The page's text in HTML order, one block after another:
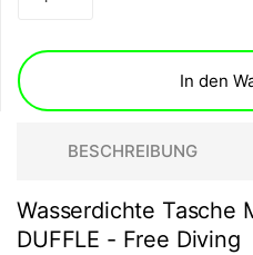
In den
BESCHREIBUNG
Wasserdichte Tasche
DUFFLE - Free Diving